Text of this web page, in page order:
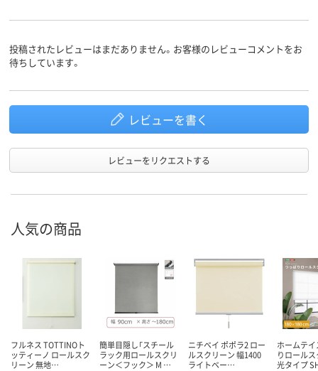
投稿されたレビューはまだありません。お客様のレビューコメントをお
待ちしています。
レビューを書く
レビューをリクエストする
人気の商品
フルネス TOTTINOト
ッティーノ ロールスク
リーン 無地…
簡単目隠し「スチール
ラック用ロールスクリ
ーン＜フック＞ M …
ニチベイ ポポラ2 ロー
ルスクリーン 幅1400
ライトベー…
ホームテ
りロール
光タイプ